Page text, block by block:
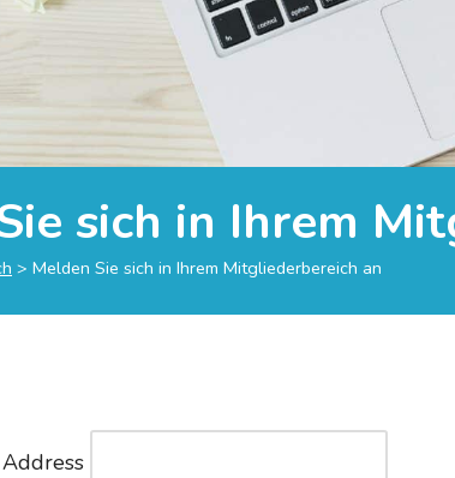
sich in Ihrem
> Melden Sie sich in Ihrem Mitgliederbereich an